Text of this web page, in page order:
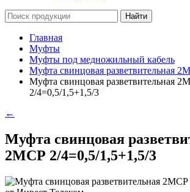
Главная
Муфты
Муфты под медножильный кабель
Муфта свинцовая разветвительная
Муфта свинцовая разветвительная
2/4=0,5/1,5+1,5/3
←
Муфта свинцовая
2МСР 2/4=0,5/1,5+1,5/3